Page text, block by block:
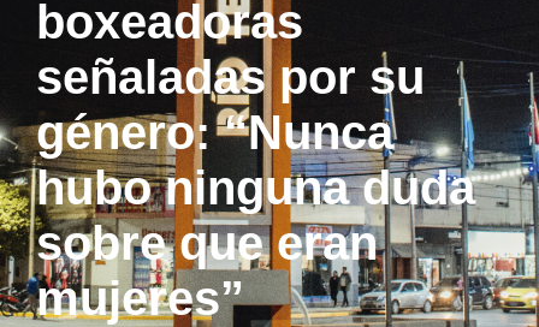
boxeadoras
señaladas por su
género: “Nunca
hubo ninguna duda
sobre que eran
mujeres”